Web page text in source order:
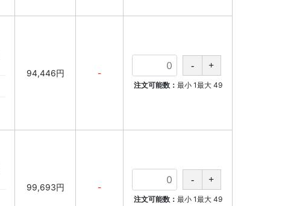
94,446円 -
注文可能数： 最小 1最大 49
99,693円 -
注文可能数： 最小 1最大 49